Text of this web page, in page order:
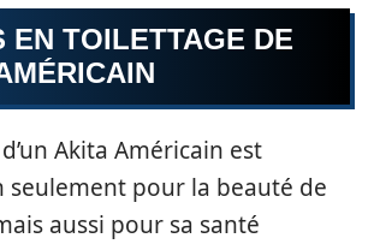
EN TOILETTAGE DE
Akita Américain est
seulement pour la beauté de
aussi pour sa santé